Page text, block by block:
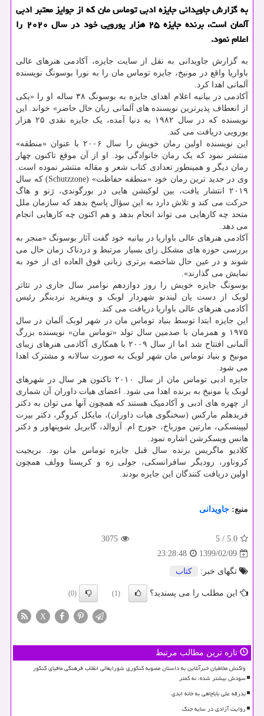
به گزارش جاویدانی جایزه ادبی توماس مان كه از جوایز معتبر ادبی
آلمان است، برنده جایزه ۲۵ هزار یورویی خود در سال ۲۰۲۰ را
اعلام نمود.
به گزارش جاویدانی به نقل از سایت جایزه، آکادمی هنرهای عالی
باواریا واقع در مونیخ، جایزه توماس مان را به نورا بوسونگ نویسنده
آلمانی اهدا کرد.
آکادمی در بیانیه اعلام اهدای جایزه به بوسونگ ۳۸ ساله او را «یکی
از انعطاف پذیرترین نویسنده های آلمانی زبان حال حاضر» خواند. این
نویسنده که در سال ۱۹۸۲ به دنیا آمده، یک جایزه نقدی ۲۵ هزار
یورویی دریافت می کند.
این نویسنده اولین رمان خویش را سال ۲۰۰۶ با عنوان «منطقه»
منتشر نمود که یک رمان خانوادگی بود. او از آن موقع تاکنون چهار
رمان دیگر و همینطور تعدادی کتاب شعر و مقاله منتشر نموده است.
وی در جدید ترین رمان خود «منطقه حفاظت» (Schutzzone) که سال
۲۰۱۹ انتشار یافت، بین لوکیشن هایی در بورگوندی، ژنو و هاگ
حرکت می کند و تلاش دارد به این سؤال پاسخ بدهد که سازمان ملل
متحد چه کارهایی می تواند انجام بدهد و هم اکنون چه کارهایی انجام
می دهد.
آکادمی هنرهای عالی باواریا در بیانیه خود گفت آثار بوسونگ «منجر به
بررسی حوزه های مشکل زای بسیار مرتبط و دردناک زمان حال می
شوند و در عین حال شاخصه برتری زبانی فوق العاده ای از خود به
نمایش می گذارند».
بوسونگ جایزه خویش را روز دوازدهم نوامبر سال جاری در تئاتر
لوبک از دست یان لیندنو شهردار لوبک و وینفرید نردینگر رئیس
آکادمی هنرهای عالی باواریا دریافت می کند.
این جایزه ابتدا توسط بنیاد توماس مان در شهر لوبک آلمان در سال
۱۹۷۵ و همزمان با صدمین سال تولد «توماس مان» نویسنده بزرگ
آلمانی افتتاح شد اما از سال ۲۰۰۹ با همکاری آکادمی هنرهای زیبای
مونیخ و بنیاد توماس مان شهر لوبک به صورت سالانه و مشترک اهدا
می شود.
جایزه ادبی توماس مان از سال ۲۰۱۰ تاکنون هر سال در شهرهای
لوبک یا مونیخ به برنده اهدا می شود. اعضای هیات داوران آن شماری
از چهره های ادبی و آکادمیک هستند که همچون آنها می توان به دکتر
فریدهلم مارکس (سخنگوی هیات داوران)، مایکل کروگر، دکتر بیرت
لیپینسکی، مارتین موزباخ، جورج ام. آزوالد، گابریل شوپنهاور و دکتر
هانس ویسکرشن اشاره نمود.
کلادیو ماگریس برنده سال قبل جایزه توماس مان بود. بریجیت
کروناور، رودیگر سافرانسکی، جولی زه و کریستا وولف همچون
اولین دریافت کنندگان این جایزه بودند.
منبع: جاویدانی
5.0
/
5
3075
1399/02/09
23:28:48
تگهای خبر:
كتاب
این مطلب را می پسندید؟ (1)
(0)
X
تازه ترین مطالب مرتبط
واکنش مخاطبان خبرآنلاین به داستان مصوبه کنکوری شورایعالی انقلاب فرهنگی مافیای کنکور
سودش بیشتر شده، نه کمتر
بدرقه علی باباچاهی به خانه ابدی
روایت آزادی در سایه جنگ